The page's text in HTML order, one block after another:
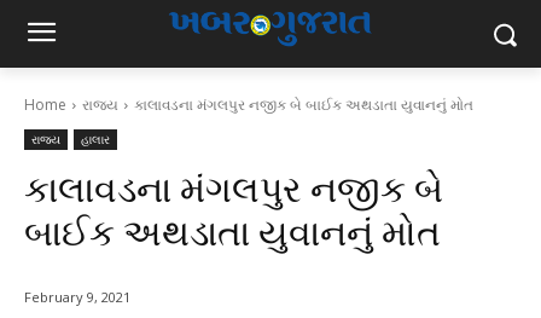
Home રાજ્ય કાલાવડના મંગલપુર નજીક બે બાઈક અથડાતા યુવાનનું મોત
રાજ્ય હાલાર
કાલાવડના મંગલપુર નજીક બે
બાઈક અથડાતા યુવાનનું મોત
February 9, 2021